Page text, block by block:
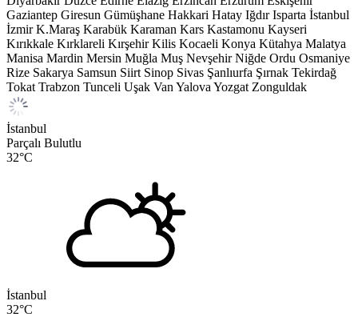
Gaziantep Giresun Gümüşhane Hakkari Hatay Iğdır Isparta İstanbul
İzmir K.Maraş Karabük Karaman Kars Kastamonu Kayseri
Kırıkkale Kırklareli Kırşehir Kilis Kocaeli Konya Kütahya Malatya
Manisa Mardin Mersin Muğla Muş Nevşehir Niğde Ordu Osmaniye
Rize Sakarya Samsun Siirt Sinop Sivas Şanlıurfa Şırnak Tekirdağ
Tokat Trabzon Tunceli Uşak Van Yalova Yozgat Zonguldak
İstanbul
Parçalı Bulutlu
32°C
İstanbul
32°C